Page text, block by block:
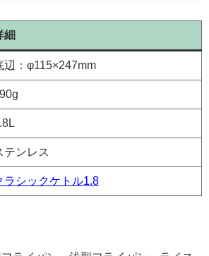
細
辺：φ115×247mm
テンレス
ラシックケトル1.8